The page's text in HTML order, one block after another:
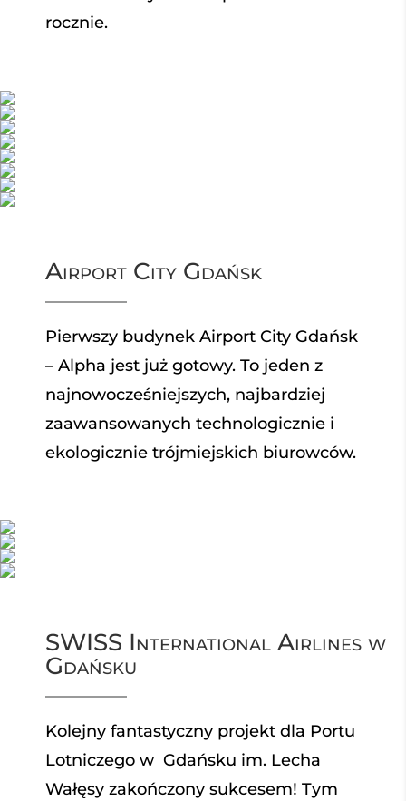
rocznie.
Airport City Gdańsk
Pierwszy budynek Airport City Gdańsk
– Alpha jest już gotowy. To jeden z
najnowocześniejszych, najbardziej
zaawansowanych technologicznie i
ekologicznie trójmiejskich biurowców.
SWISS International Airlines w
Gdańsku
Kolejny fantastyczny projekt dla Portu
Lotniczego w Gdańsku im. Lecha
Wałęsy zakończony sukcesem! Tym